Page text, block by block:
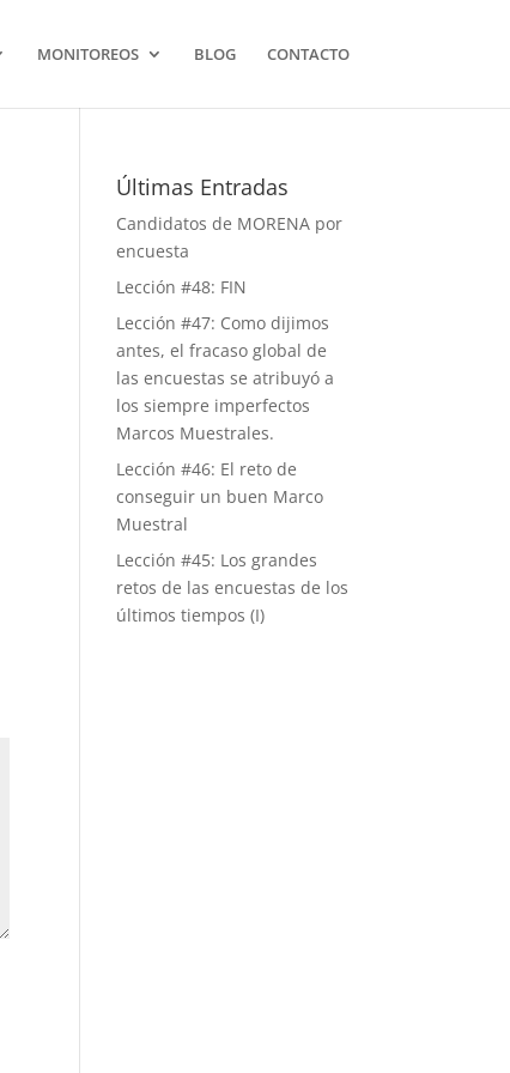
MONITOREOS BLOG CONTACTO
Últimas Entradas
Candidatos de MORENA por
encuesta
Lección #48: FIN
Lección #47: Como dijimos
antes, el fracaso global de
las encuestas se atribuyó a
los siempre imperfectos
Marcos Muestrales.
Lección #46: El reto de
conseguir un buen Marco
Muestral
Lección #45: Los grandes
retos de las encuestas de los
últimos tiempos (I)